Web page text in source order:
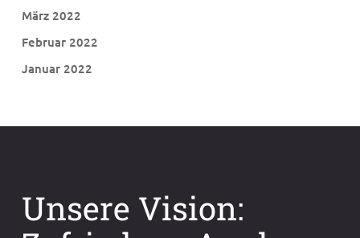
März 2022
Februar 2022
Januar 2022
Unsere Vision: